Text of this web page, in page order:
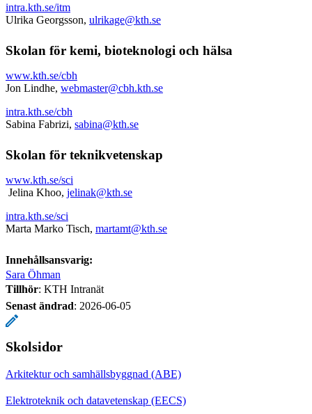
intra.kth.se/itm
Ulrika Georgsson, ulrikage@kth.se
Skolan för kemi, bioteknologi och hälsa
www.kth.se/cbh
Jon Lindhe, webmaster@cbh.kth.se
intra.kth.se/cbh
Sabina Fabrizi, sabina@kth.se
Skolan för teknikvetenskap
www.kth.se/sci
Jelina Khoo, jelinak@kth.se
intra.kth.se/sci
Marta Marko Tisch, martamt@kth.se
Innehållsansvarig:
Sara Öhman
Tillhör: KTH Intranät
Senast ändrad: 2026-06-05
Skolsidor
Arkitektur och samhällsbyggnad (ABE)
Elektroteknik och datavetenskap (EECS)